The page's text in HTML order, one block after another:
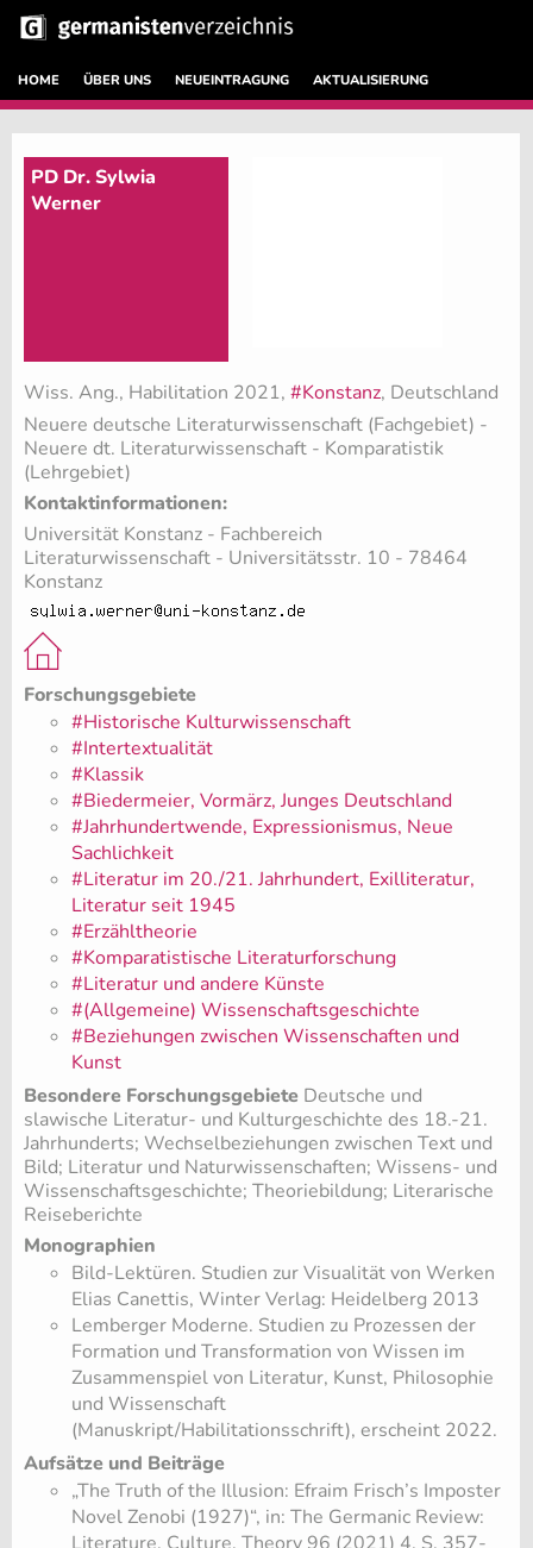
HOME ÜBER UNS NEUEINTRAGUNG AKTUALISIERUNG
PD Dr. Sylwia
Werner
Wiss. Ang., Habilitation 2021, #Konstanz, Deutschland
Neuere deutsche Literaturwissenschaft (Fachgebiet) -
Neuere dt. Literaturwissenschaft - Komparatistik
(Lehrgebiet)
Kontaktinformationen:
Universität Konstanz - Fachbereich
Literaturwissenschaft - Universitätsstr. 10 - 78464
Konstanz
Forschungsgebiete
#Historische Kulturwissenschaft
#Intertextualität
#Klassik
#Biedermeier, Vormärz, Junges Deutschland
#Jahrhundertwende, Expressionismus, Neue
Sachlichkeit
#Literatur im 20./21. Jahrhundert, Exilliteratur,
Literatur seit 1945
#Erzähltheorie
#Komparatistische Literaturforschung
#Literatur und andere Künste
#(Allgemeine) Wissenschaftsgeschichte
#Beziehungen zwischen Wissenschaften und
Kunst
Besondere Forschungsgebiete Deutsche und
slawische Literatur- und Kulturgeschichte des 18.-21.
Jahrhunderts; Wechselbeziehungen zwischen Text und
Bild; Literatur und Naturwissenschaften; Wissens- und
Wissenschaftsgeschichte; Theoriebildung; Literarische
Reiseberichte
Monographien
Bild-Lektüren. Studien zur Visualität von Werken
Elias Canettis, Winter Verlag: Heidelberg 2013
Lemberger Moderne. Studien zu Prozessen der
Formation und Transformation von Wissen im
Zusammenspiel von Literatur, Kunst, Philosophie
und Wissenschaft
(Manuskript/Habilitationsschrift), erscheint 2022.
Aufsätze und Beiträge
„The Truth of the Illusion: Efraim Frisch’s Imposter
Novel Zenobi (1927)“, in: The Germanic Review: